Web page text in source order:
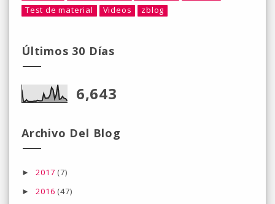
Test de material
Videos zblog
Últimos 30 Días
6,643
Archivo Del Blog
►2017 (7)
►2016 (47)